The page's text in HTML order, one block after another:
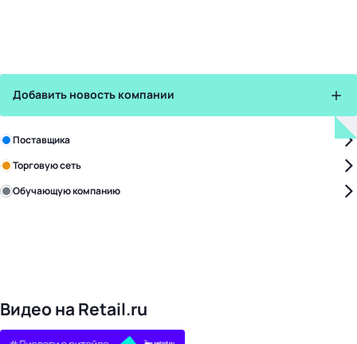
Добавить новость компании
Поставщика
Торговую сеть
Обучающую компанию
Видео на Retail.ru